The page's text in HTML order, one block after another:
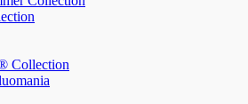
Collection